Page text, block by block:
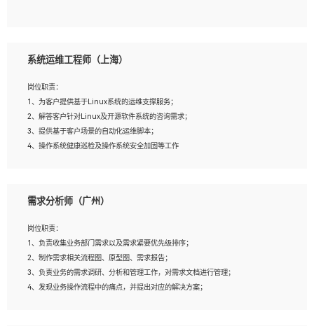
2、熟练使用After Effect、Photo Shop、熟练掌握视频剪辑和特效包装软件；
4、在剪辑上会思考，有一定编导思维；
5、踏实， 勤奋，愿意在工作中不断学习，提高自我；
6、能与同事友好相处。
系统运维工程师（上海）
岗位职责：
1、为客户提供基于Linux系统的运维支撑服务；
2、解答客户针对Linux及开源软件系统的咨询需求；
3、提供基于客户场景的自动化运维脚本；
4、操作系统健康巡检及操作系统安全加固等工作
1、全日制本科计算机相关专业毕业，3年以上相关工作经验；
3、熟练使用脚本语言，shell/python任一种，熟练使用Ansible
4、熟悉linux常见服务、中间件的基本原理、部署以及故障处理，如：Mysql、
Apache、Nginx、Zabbix、Kafka等
5、熟悉主流虚拟化技术，如：VMware、KVM
6、具备网络方面的基础知识，熟悉常见的网络协议，如TCP/IP，转发原理，路由优
需求分析师（广州）
岗位职责：
1、负责收集业务部门需求以及需求紧要优先级排序；
2、制作需求相关流程图、原型图、需求报告；
3、负责业务的需求调研、分析和管理工作，对需求文档进行管理；
4、发现业务操作流程中的痛点，并提出对应的解决方案；